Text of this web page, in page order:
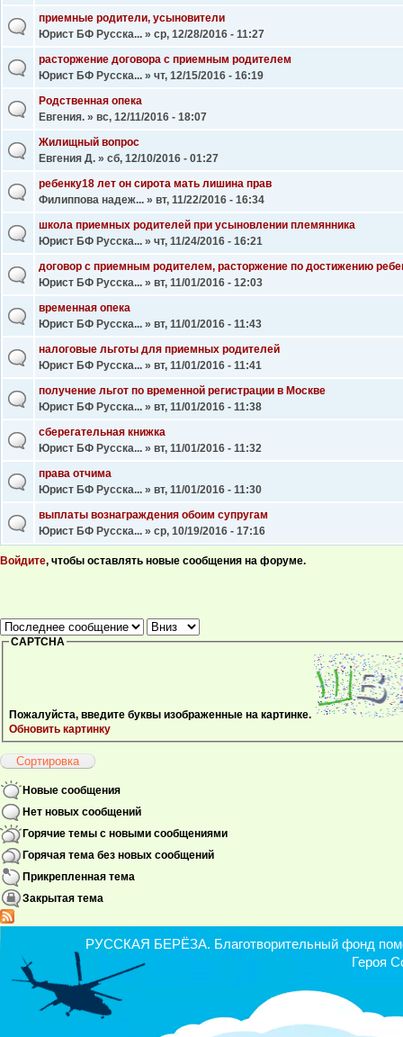
приемные родители, усыновители
Юрист БФ Русска... » ср, 12/28/2016 - 11:27
расторжение договора с приемным родителем
Юрист БФ Русска... » чт, 12/15/2016 - 16:19
Родственная опека
Евгения. » вс, 12/11/2016 - 18:07
Жилищный вопрос
Евгения Д. » сб, 12/10/2016 - 01:27
ребенку18 лет он сирота мать лишина прав
Филиппова надеж... » вт, 11/22/2016 - 16:34
школа приемных родителей при усыновлении племянника
Юрист БФ Русска... » чт, 11/24/2016 - 16:21
договор с приемным родителем, расторжение по достижению
Юрист БФ Русска... » вт, 11/01/2016 - 12:03
временная опека
Юрист БФ Русска... » вт, 11/01/2016 - 11:43
налоговые льготы для приемных родителей
Юрист БФ Русска... » вт, 11/01/2016 - 11:41
получение льгот по временной регистрации в Москве
Юрист БФ Русска... » вт, 11/01/2016 - 11:38
сберегательная книжка
Юрист БФ Русска... » вт, 11/01/2016 - 11:32
права отчима
Юрист БФ Русска... » вт, 11/01/2016 - 11:30
выплаты вознаграждения обоим супругам
Юрист БФ Русска... » ср, 10/19/2016 - 17:16
Войдите, чтобы оставлять новые сообщения на форуме.
Страницы
Сортировка по
Сортировка
CAPTCHA
Пожалуйста, введите буквы изображенные на картинке.
Обновить картинку
Новые сообщения
Нет новых сообщений
Горячие темы с новыми сообщениями
Горячая тема без новых сообщений
Прикрепленная тема
Закрытая тема
РУССКАЯ БЕРЁЗА. Благотворительный фонд
Героя